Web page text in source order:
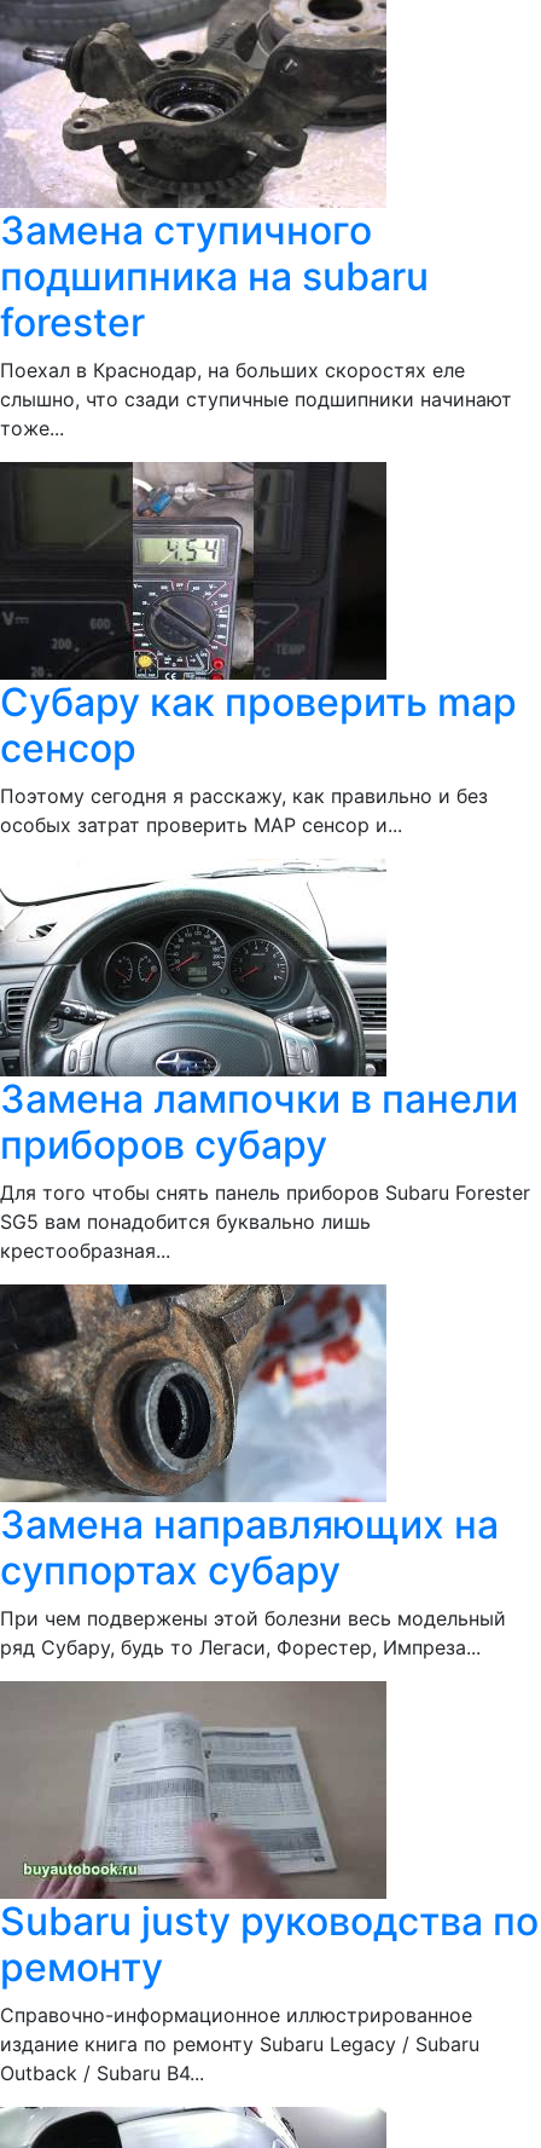
Замена ступичного
подшипника на subaru
forester
Поехал в Краснодар, на больших скоростях еле
слышно, что сзади ступичные подшипники начинают
тоже...
Субару как проверить map
сенсор
Поэтому сегодня я расскажу, как правильно и без
особых затрат проверить MAP сенсор и...
Замена лампочки в панели
приборов субару
Для того чтобы снять панель приборов Subaru Forester
SG5 вам понадобится буквально лишь
крестообразная...
Замена направляющих на
суппортах субару
При чем подвержены этой болезни весь модельный
ряд Субару, будь то Легаси, Форестер, Импреза...
Subaru justy руководства по
ремонту
Справочно-информационное иллюстрированное
издание книга по ремонту Subaru Legacy / Subaru
Outback / Subaru B4...